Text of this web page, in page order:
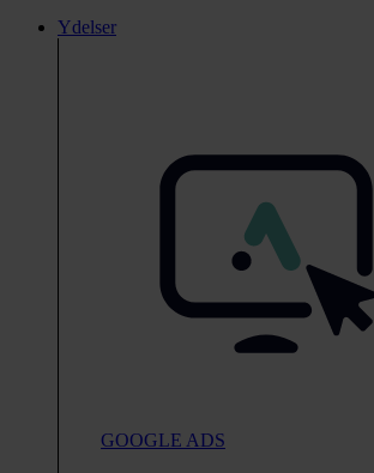
Ydelser
GOOGLE ADS